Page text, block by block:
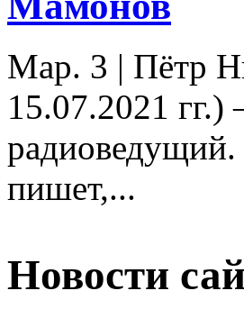
Мар. 3 | Пётр
15.07.2021 гг.)
пишет,...
Новости